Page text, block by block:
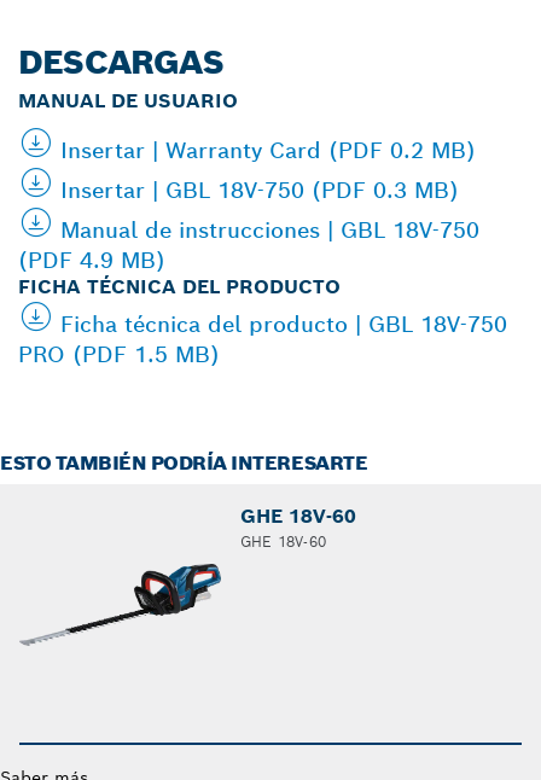
DESCARGAS
MANUAL DE USUARIO
Insertar | Warranty Card (PDF 0.2 MB)
Insertar | GBL 18V-750 (PDF 0.3 MB)
Manual de instrucciones | GBL 18V-750
(PDF 4.9 MB)
FICHA TÉCNICA DEL PRODUCTO
Ficha técnica del producto | GBL 18V-750
PRO (PDF 1.5 MB)
ESTO TAMBIÉN PODRÍA INTERESARTE
GHE 18V-60
GHE 18V-60